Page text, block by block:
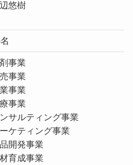
悠樹
事業
事業
事業
事業
サルティング事業
ケティング事業
開発事業
育成事業